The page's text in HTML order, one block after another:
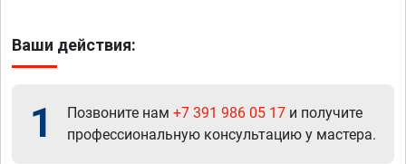
Ваши действия:
1 Позвоните нам +7 391 986 05 17 и получите
профессиональную консультацию у мастера.